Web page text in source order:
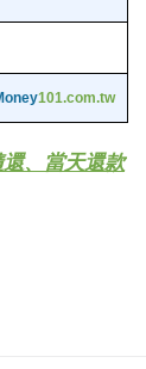
101.com.tw
、當天還款